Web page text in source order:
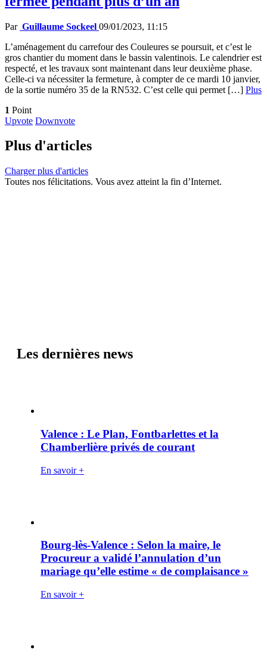
Par Guillaume Sockeel 09/01/2023, 11:15
L’aménagement du carrefour des Couleures se poursuit, et c’est le
gros chantier du moment dans le bassin valentinois. Le calendrier est
respecté, et les travaux sont maintenant dans leur deuxième phase.
Celle-ci va nécessiter la fermeture, à compter de ce mardi 10 janvier,
de la sortie numéro 35 de la RN532. C’est celle qui permet […] Plus
1 Point
Upvote Downvote
Plus d'articles
Charger plus d'articles
Toutes nos félicitations. Vous avez atteint la fin d’Internet.
Les dernières news
Valence : Le Plan, Fontbarlettes et la
Chamberlière privés de courant
En savoir +
Bourg-lès-Valence : Selon la maire, le
Procureur a validé l’annulation d’un
mariage qu’elle estime « de complaisance »
En savoir +